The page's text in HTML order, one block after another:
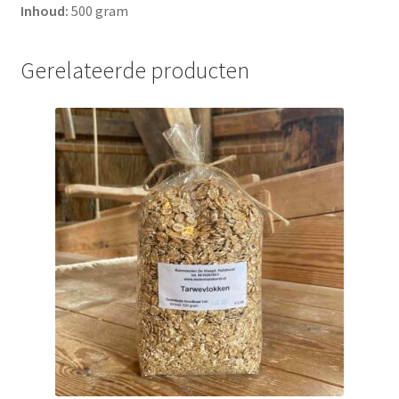
Inhoud: 500 gram
Gerelateerde producten